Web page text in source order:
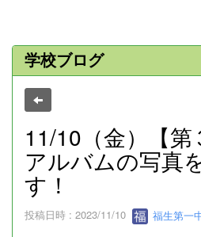
学校ブログ
11/10（金）【第
アルバムの写真
す！
投稿日時 : 2023/11/10 福生第一